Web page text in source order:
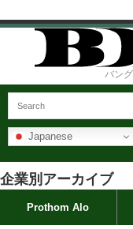
バン
Japanese
企業別アーカイブ
Prothom Alo